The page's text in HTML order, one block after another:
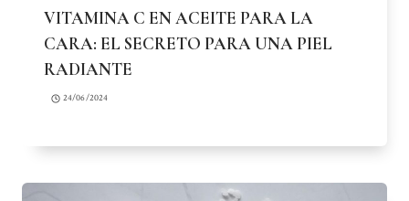
VITAMINA C EN ACEITE PARA LA
CARA: EL SECRETO PARA UNA PIEL
RADIANTE
24/06/2024